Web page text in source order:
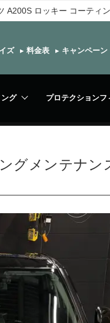
A200S ロッキー コーティ
ズ ▸ 料金表 ▸ キャンペーン
グ プロテクションフ
グメンテナン